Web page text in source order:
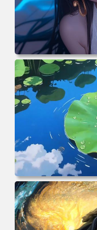
电脑壁纸 二次元角色
克 海贼王 电脑桌面 高
电脑壁纸 动漫角色 卡
年回忆 荷塘荷叶 蜡笔
纸大全